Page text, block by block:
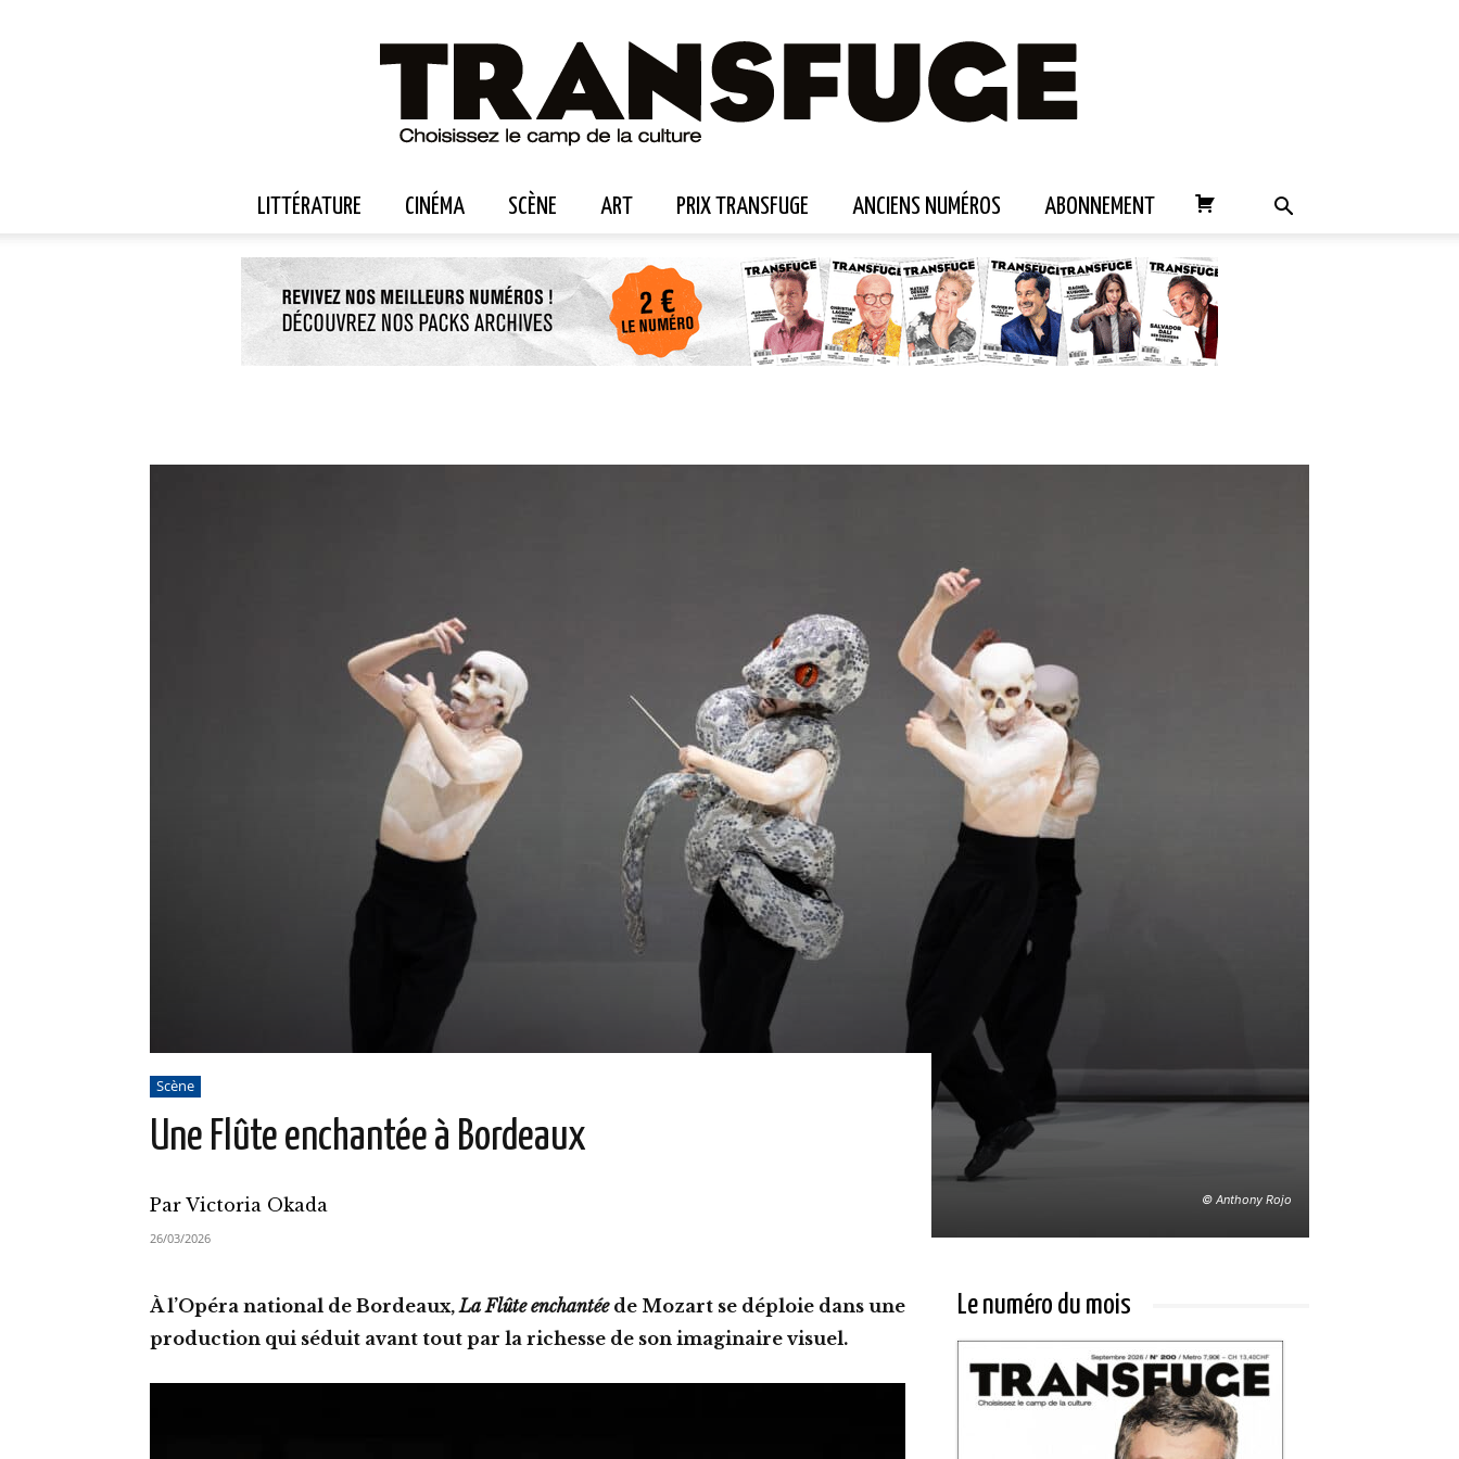
LITTÉRATURE CINÉMA SCÈNE ART PRIX TRANSFUGE ANCIENS NUMÉROS ABONNEMENT
© Anthony Rojo
Scène
Une Flûte enchantée à Bordeaux
Par Victoria Okada
26/03/2026
À l’Opéra national de Bordeaux,La Flûte enchantéede Mozart se déploie dans une
production qui séduit avant tout par la richesse de son imaginaire visuel.
Le numéro du mois